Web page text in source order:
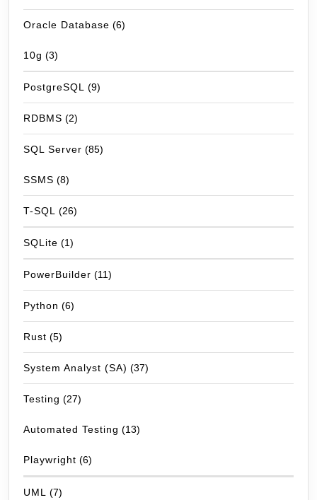
Oracle Database (6)
10g (3)
PostgreSQL (9)
RDBMS (2)
SQL Server (85)
SSMS (8)
T-SQL (26)
SQLite (1)
PowerBuilder (11)
Python (6)
Rust (5)
System Analyst (SA) (37)
Testing (27)
Automated Testing (13)
Playwright (6)
UML (7)